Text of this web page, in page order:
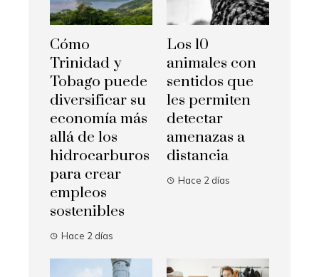
Cómo
Trinidad y
Tobago puede
diversificar su
economía más
allá de los
hidrocarburos
para crear
empleos
sostenibles
Hace 2 días
Los 10
animales con
sentidos que
les permiten
detectar
amenazas a
distancia
Hace 2 días